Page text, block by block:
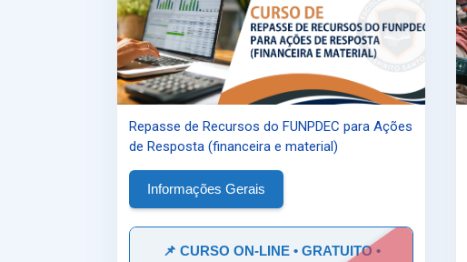
Repasse de Recursos do FUNPDEC para Ações
de Resposta (financeira e material)
Informações Gerais
📌 CURSO ON-LINE • GRATUITO •